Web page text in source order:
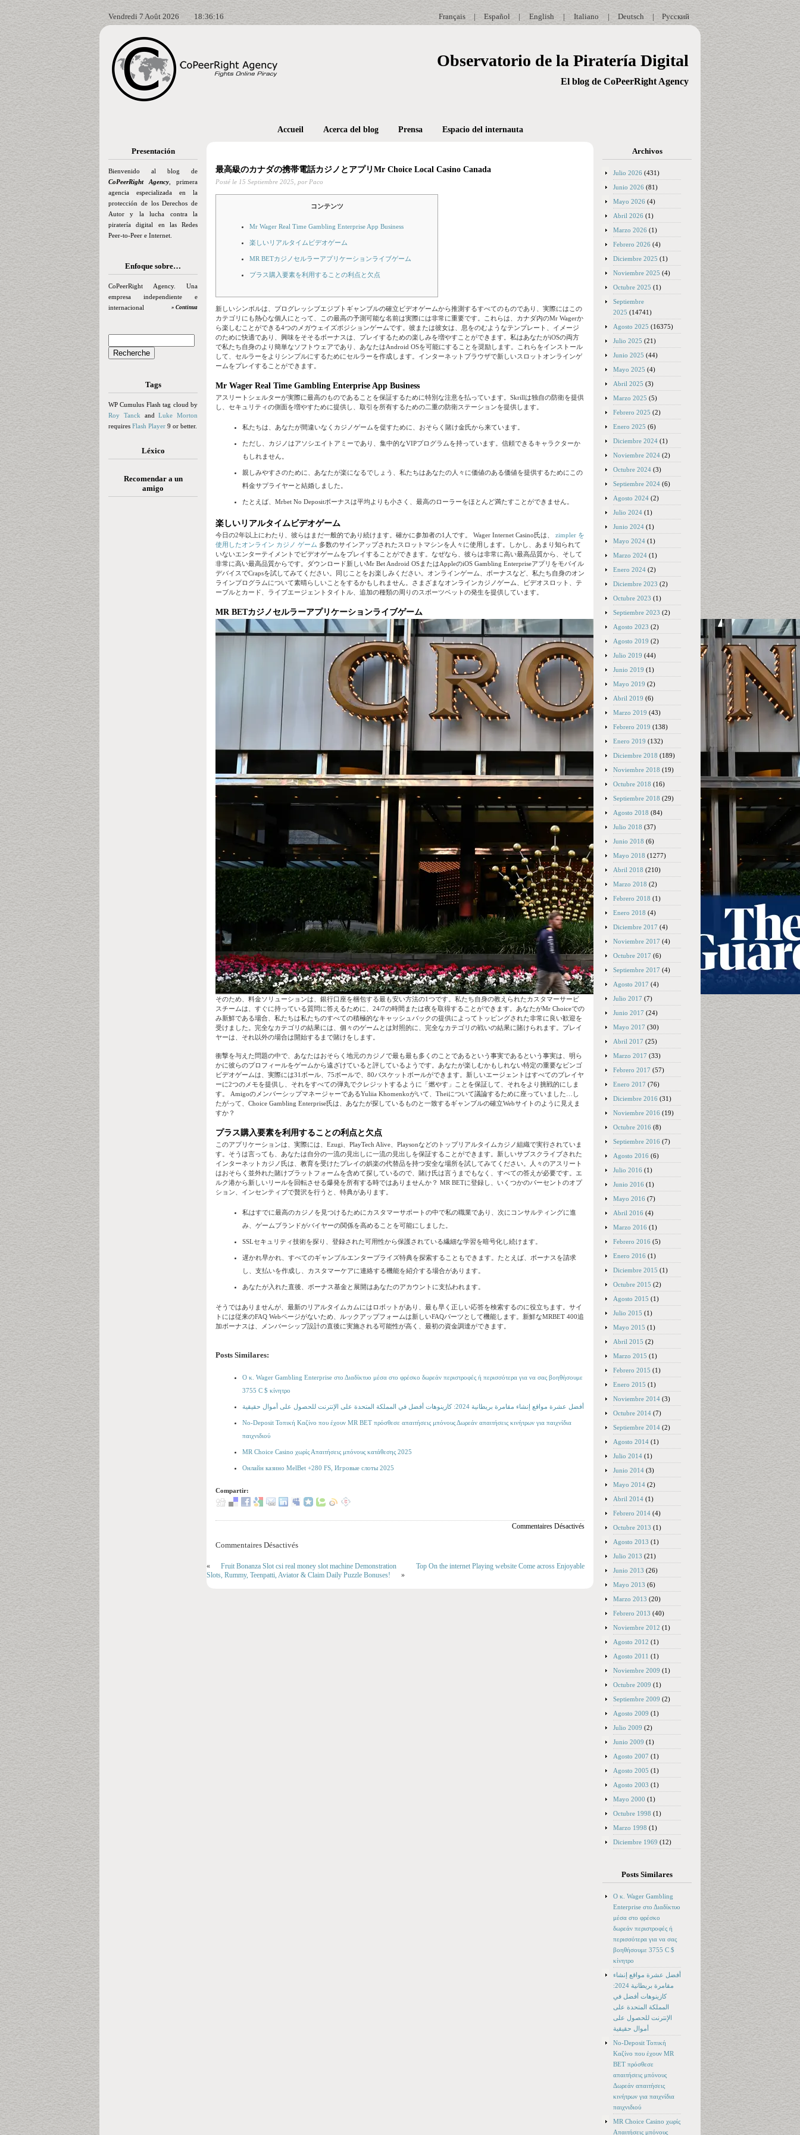
Vendredi 7 Août 2026 18:36:18 Русский
|
Deutsch
|
Italiano
|
English
|
Español
|
Français
Observatorio de la Piratería Digital
El blog de CoPeerRight Agency
Presentación
Bienvenido al blog de
CoPeerRight Agency , primera
agencia especializada en la
protección de los Derechos de
Autor y la lucha contra la
piratería digital en las Redes
Peer-to-Peer e Internet.
Enfoque sobre…
CoPeerRight Agency. Una
empresa independiente e
internacional
» Continua
Tags
WP Cumulus Flash tag cloud by
Roy Tanck andLuke Morton
requires Flash Player 9 or better.
Léxico
Recomendar a un
amigo
Accueil Acerca del blog Prensa Espacio del internauta
最高級のカナダの携帯電話カジノとアプリMr Choice Local Casino Canada
Posté le 15 Septiembre 2025, por Paco
コンテンツ
Mr Wager Real Time Gambling Enterprise App Business
楽しいリアルタイムビデオゲーム
MR BETカジノセルラーアプリケーションライブゲーム
プラス購入要素を利用することの利点と欠点
新しいシンボルは、プログレッシブエジプトギャンブルの確立ビデオゲームから推測するすべてのものであり、実際にはこの
カテゴリにも熱心な個人にとって、この最高の予測可能な名前は実際には非常に重要です。これらは、カナダ内のMr Wagerか
ら楽しむことができる4つのメガウェイズポジションゲームです。彼または彼女は、息をのむようなテンプレート、イメージ
のために快適であり、興味をそそるボーナスは、プレイするための楽しみを増やすことができます。私はあなたがiOSの両方
で私たち自身のより簡単なソフトウェアであり、あなたはAndroid OSを可能にすることを奨励します。これらをインストール
して、セルラーをよりシンプルにするためにセルラーを作成します。インターネットブラウザで新しいスロットオンラインゲ
ームをプレイすることができます。
Mr Wager Real Time Gambling Enterprise App Business
アスリートシェルターが実際に最高のものであることを保証するために特別な注意を払っています。Skrillは独自の防衛を提供
し、セキュリティの側面を増やすために提供し、取引を所有するための二重の防衛ステーションを提供します。
私たちは、あなたが間違いなくカジノゲームを促すために、おそらく賭け金氏から来ています。
ただし、カジノはアソシエイトアミーであり、集中的なVIPプログラムを持っています。信頼できるキャラクターか
もしれません。
親しみやすさのために、あなたが楽になるでしょう、私たちはあなたの人々に価値のある価値を提供するためにこの
料金サプライヤーと結婚しました。
たとえば、Mrbet No Depositボーナスは平均よりも小さく、最高のローラーをほとんど満たすことができません。
楽しいリアルタイムビデオゲーム
今日の2年以上にわたり、彼らはまだ一般的であり続けます。確かに参加者の1人です。 Wager Internet Casino氏は、 zimpler を
使用したオンライン カジノ ゲーム 多数のサインアップされたスロットマシンを人々に使用します。しかし、あまり知られて
いないエンターテイメントでビデオゲームをプレイすることができます。なぜなら、彼らは非常に高い最高品質から、そして
非常に高い最高品質からです。ダウンロード新しいMr Bet Android OSまたはAppleのiOS Gambling Enterpriseアプリをモバイル
デバイスでCrapsを試してみてください。同じことをお楽しみください。オンラインゲーム、ボーナスなど、私たち自身のオン
ラインプログラムについて素晴らしいことをするかもしれません。さまざまなオンラインカジノゲーム、ビデオスロット、テ
ーブルとカード、ライブエージェントタイトル、追加の種類の周りのスポーツベットの発生を提供しています。
MR BETカジノセルラーアプリケーションライブゲーム
そのため、料金ソリューションは、銀行口座を梱包する最も安い方法の1つです。私たち自身の教えられたカスタマーサービ
スチームは、すぐに持っている質問に答えるために、24/7の時間または夜を取得することができます。あなたがMr Choiceでの
み新鮮である場合、私たちは私たちのすべての積極的なキャッシュバックの提供によってトッピングされた非常に良い歓迎を
受けました。完全なカテゴリの結果には、個々のゲームとは対照的に、完全なカテゴリの戦いの結果に賭けられます。プレイ
ヤーは、それ以外の場合は開始するまで賭けをします。
衝撃を与えた問題の中で、あなたはおそらく地元のカジノで最も最も多くのことであるという事実であるという事実は、明ら
かに彼らのプロフィールをゲームから遠ざけていると評しているようです。あなたが楽しむかもしれない特定の重要なビンゴ
ビデオゲームは、実際には31ボール、75ボールで、80バスケットボールができます。新しいエージェントはすべてのプレイヤ
ーに2つのメモを提供し、それをすべての弾丸でクレジットするように「燃やす」ことを保証して、それをより挑戦的にしま
す。 AmigoのメンバーシップマネージャーであるYuliia Khomenkoがいて、Theiについて議論するために座っていました…し
たがって、Choice Gambling Enterprise氏は、あなたが探しているものと一致するギャンブルの確立Webサイトのように見えま
すか？
プラス購入要素を利用することの利点と欠点
このアプリケーションは、実際には、Ezugi、PlayTech Alive、Playsonなどのトップリアルタイムカジノ組織で実行されていま
す。そうは言っても、あなたは自分の一流の見出しに一流の見出しを保証することができます。新しいサブスクライブされた
インターネットカジノ氏は、教育を受けたプレイの娯楽の代替品を持つ安全な場所を試してみてください。人々のアスリート
はおそらく並外れた賭けプラットフォームを含めて探しているので、賭け氏は言うまでもなく、すべての答えが必要です。エ
ルク港から新しいリールを回転させる爆発を所有する時ではありませんか？ MR BETに登録し、いくつかのパーセントのオプ
ション、インセンティブで贅沢を行うと、特典があります。
私はすでに最高のカジノを見つけるためにカスタマーサポートの中で私の職業であり、次にコンサルティングに進
み、ゲームブランドがバイヤーの関係を高めることを可能にしました。
SSLセキュリティ技術を探り、登録された可用性から保護されている繊細な学習を暗号化し続けます。
遅かれ早かれ、すべてのギャンブルエンタープライズ特典を探索することもできます。たとえば、ボーナスを請求
し、支払いを作成し、カスタマーケアに連絡する機能を紹介する場合があります。
あなたが入れた直後、ボーナス基金と展開はあなたのアカウントに支払われます。
そうではありませんが、最新のリアルタイムカムにはロボットがあり、最も早く正しい応答を検索するのに役立ちます。サイ
トには従来のFAQ Webページがないため、ルックアップフォームは新しいFAQパーツとして機能します。新鮮なMRBET 400追
加ボーナスは、メンバーシップ設計の直後に実施される可能性が高く、最初の資金調達ができます。
Posts Similares:
Ο κ. Wager Gambling Enterprise στο Διαδίκτυο μέσα στο φρέσκο ​​δωρεάν περιστροφές ή περισσότερα για να σας βοηθήσουμε
3755 C $ κίνητρο
أفضل عشرة مواقع إنشاء مقامرة بريطانية 2024: كازينوهات أفضل في المملكة المتحدة على الإنترنت للحصول على أموال حقيقية
No-Deposit Τοπική Καζίνο που έχουν MR BET πρόσθεσε απαιτήσεις μπόνους Δωρεάν απαιτήσεις κινήτρων για παιχνίδια
παιχνιδιού
MR Choice Casino χωρίς Απαιτήσεις μπόνους κατάθεσης 2025
Онлайн казино MelBet +280 FS, Игровые слоты 2025
Compartir:
Commentaires Désactivés
Commentaires Désactivés
« Fruit Bonanza Slot csi real money slot machine Demonstration
Top On the internet Playing website Come across Enjoyable
Slots, Rummy, Teenpatti, Aviator & Claim Daily Puzzle Bonuses!
»
Archivos
Julio 2026 (431)
Junio 2026 (81)
Mayo 2026 (4)
Abril 2026 (1)
Marzo 2026 (1)
Febrero 2026 (4)
Diciembre 2025 (1)
Noviembre 2025 (4)
Octubre 2025 (1)
Septiembre
2025 (14741)
Agosto 2025 (16375)
Julio 2025 (21)
Junio 2025 (44)
Mayo 2025 (4)
Abril 2025 (3)
Marzo 2025 (5)
Febrero 2025 (2)
Enero 2025 (6)
Diciembre 2024 (1)
Noviembre 2024 (2)
Octubre 2024 (3)
Septiembre 2024 (6)
Agosto 2024 (2)
Julio 2024 (1)
Junio 2024 (1)
Mayo 2024 (1)
Marzo 2024 (1)
Enero 2024 (2)
Diciembre 2023 (2)
Octubre 2023 (1)
Septiembre 2023 (2)
Agosto 2023 (2)
Agosto 2019 (2)
Julio 2019 (44)
Junio 2019 (1)
Mayo 2019 (2)
Abril 2019 (6)
Marzo 2019 (43)
Febrero 2019 (138)
Enero 2019 (132)
Diciembre 2018 (189)
Noviembre 2018 (19)
Octubre 2018 (16)
Septiembre 2018 (29)
Agosto 2018 (84)
Julio 2018 (37)
Junio 2018 (6)
Mayo 2018 (1277)
Abril 2018 (210)
Marzo 2018 (2)
Febrero 2018 (1)
Enero 2018 (4)
Diciembre 2017 (4)
Noviembre 2017 (4)
Octubre 2017 (6)
Septiembre 2017 (4)
Agosto 2017 (4)
Julio 2017 (7)
Junio 2017 (24)
Mayo 2017 (30)
Abril 2017 (25)
Marzo 2017 (33)
Febrero 2017 (57)
Enero 2017 (76)
Diciembre 2016 (31)
Noviembre 2016 (19)
Octubre 2016 (8)
Septiembre 2016 (7)
Agosto 2016 (6)
Julio 2016 (1)
Junio 2016 (1)
Mayo 2016 (7)
Abril 2016 (4)
Marzo 2016 (1)
Febrero 2016 (5)
Enero 2016 (1)
Diciembre 2015 (1)
Octubre 2015 (2)
Agosto 2015 (1)
Julio 2015 (1)
Mayo 2015 (1)
Abril 2015 (2)
Marzo 2015 (1)
Febrero 2015 (1)
Enero 2015 (1)
Noviembre 2014 (3)
Octubre 2014 (7)
Septiembre 2014 (2)
Agosto 2014 (1)
Julio 2014 (1)
Junio 2014 (3)
Mayo 2014 (2)
Abril 2014 (1)
Febrero 2014 (4)
Octubre 2013 (1)
Agosto 2013 (1)
Julio 2013 (21)
Junio 2013 (26)
Mayo 2013 (6)
Marzo 2013 (20)
Febrero 2013 (40)
Noviembre 2012 (1)
Agosto 2012 (1)
Agosto 2011 (1)
Noviembre 2009 (1)
Octubre 2009 (1)
Septiembre 2009 (2)
Agosto 2009 (1)
Julio 2009 (2)
Junio 2009 (1)
Agosto 2007 (1)
Agosto 2005 (1)
Agosto 2003 (1)
Mayo 2000 (1)
Octubre 1998 (1)
Marzo 1998 (1)
Diciembre 1969 (12)
Posts Similares
Ο κ. Wager Gambling
Enterprise στο Διαδίκτυο
μέσα στο φρέσκο ​​
δωρεάν περιστροφές ή
περισσότερα για να σας
βοηθήσουμε 3755 C $
κίνητρο
أفضل عشرة مواقع إنشاء
مقامرة بريطانية 2024:
كازينوهات أفضل في
المملكة المتحدة على
الإنترنت للحصول على
أموال حقيقية
No-Deposit Τοπική
Καζίνο που έχουν MR
BET πρόσθεσε
απαιτήσεις μπόνους
Δωρεάν απαιτήσεις
κινήτρων για παιχνίδια
παιχνιδιού
MR Choice Casino χωρίς
Απαιτήσεις μπόνους